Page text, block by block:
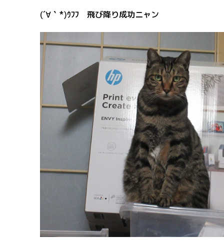
(´∀｀*)ｳﾌﾌ 飛び降り成功ニャン